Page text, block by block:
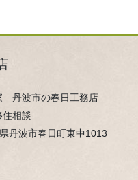
丹波市の春日工務店
住相談
丹波市春日町東中1013